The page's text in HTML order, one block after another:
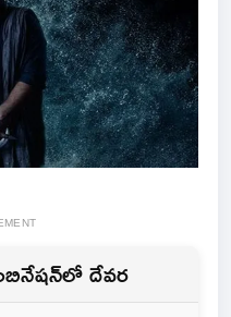
దేవ‌ర‌